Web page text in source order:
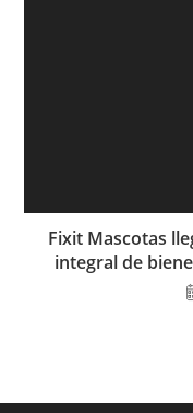
Fixit Mascotas
integral de